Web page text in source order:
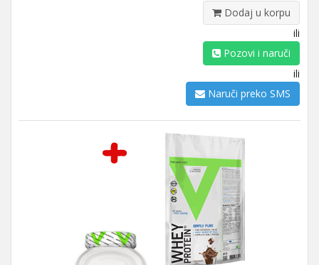
Dodaj u korpu
ili
Pozovi i naruči
ili
Naruči preko SMS